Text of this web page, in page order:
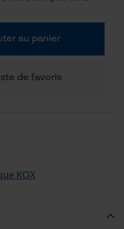
au panier
de favoris
KOX